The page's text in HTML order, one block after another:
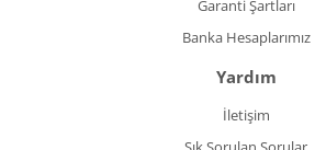
Garanti Şartları
Banka Hesaplarımız
Yardım
İletişim